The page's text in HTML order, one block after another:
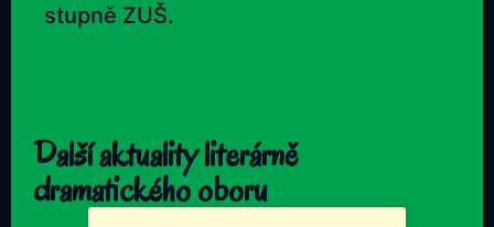
stupně ZUŠ.
Další aktuality literárně
dramatického oboru